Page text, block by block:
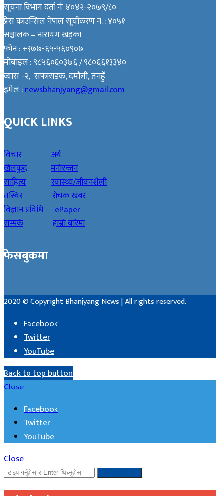
सूचना विभाग दर्ता नंः ४०४२-२०७९/८०
प्रेस काउन्सिल नेपाल सूचीकरण नं. : ४०५१
सञ्चालक – नारायण खड्का
फोन : +९७७-६५-५६०९०७
मोबाइल : ९८५६०६०३७६ / ९८०६६१३३४०
व्यास -२, सफासडक, दमौली, तनहुँ
इमेल :newsbhanjyang@gmail.com
QUICK LINKS
विचार
अर्थ
खेलकुद
मनोरन्जन
साहित्य
स्वास्थ्य/जीवनशैली
तस्विर
रोचक खबर
विज्ञान प्रविधि
ePaper
सम्पर्क
हाम्रो बारेमा
फेसबुकमा
2020 © Copyright Bhanjyang News | All rights reserved.
Facebook
Twitter
YouTube
Back to top button
Close
Facebook
Twitter
YouTube
Close